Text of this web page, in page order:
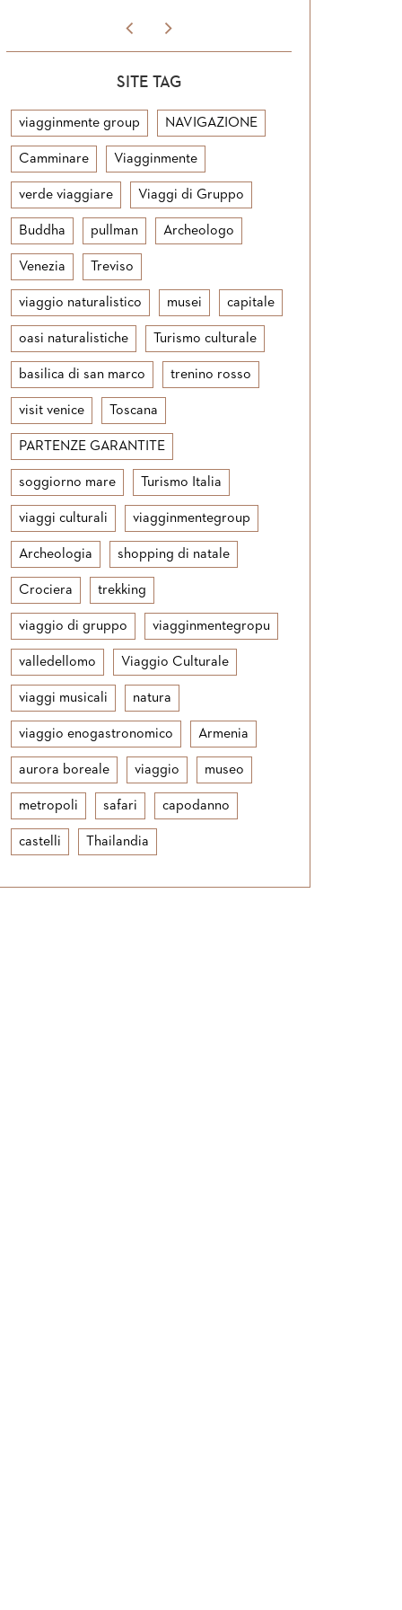
SITE TAG
viagginmente group NAVIGAZIONE
Camminare Viagginmente
verde viaggiare Viaggi di Gruppo
Buddha pullman Archeologo
Venezia Treviso
viaggio naturalistico musei capitale
oasi naturalistiche Turismo culturale
basilica di san marco trenino rosso
visit venice Toscana
PARTENZE GARANTITE
soggiorno mare Turismo Italia
viaggi culturali viagginmentegroup
Archeologia shopping di natale
Crociera trekking
viaggio di gruppo viagginmentegropu
valledellomo Viaggio Culturale
viaggi musicali natura
viaggio enogastronomico Armenia
aurora boreale viaggio museo
metropoli safari capodanno
castelli Thailandia